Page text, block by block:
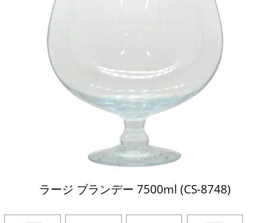
ラージ ブランデー 7500ml (CS-8748)